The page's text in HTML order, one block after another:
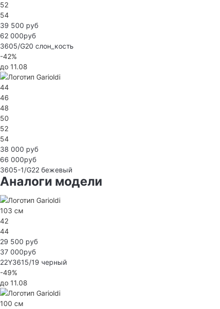
52
54
39 500 руб
62 000руб
3605/G20 слон_кость
-42%
до 11.08
44
46
48
50
52
54
38 000 руб
66 000руб
3605-1/G22 бежевый
Аналоги модели
103 см
42
44
29 500 руб
37 000руб
22Y3615/19 черный
-49%
до 11.08
100 см